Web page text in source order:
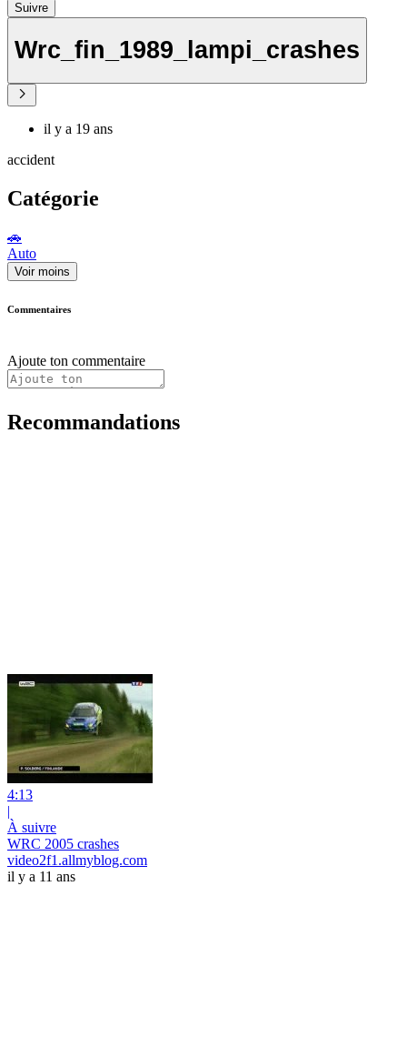
Suivre
Wrc_fin_1989_lampi_crashes
il y a 19 ans
accident
Catégorie
🚗
Auto
Voir moins
Commentaires
Ajoute ton commentaire
Recommandations
4:13
|
À suivre
WRC 2005 crashes
video2f1.allmyblog.com
il y a 11 ans